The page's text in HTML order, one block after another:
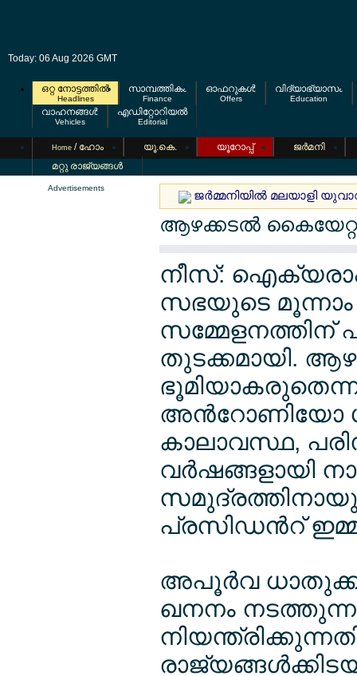
Today: 06 Aug 2026 GMT
ഒറ്റ നോട്ടത്തില്‍
Headlines
സാമ്പത്തികം
Finance
ഓഫറുകള്‍
Offers
വിദ്യാഭ്യാസം
Education
വാഹനങ്ങള്‍
Vehicles
എഡിറ്റോറിയല്‍
Editorial
Home / ഹോം യൂ.കെ. യൂറോപ്പ്
ജര്‍മനി
മറ്റു രാജ്യങ്ങള്‍
Advertisements
ജര്‍മ്മനിയില്‍ മലയാളി
ആഴക്കടല്‍
നീസ്:
സഭയുടെ
സമ്മേളനത്തിന്
തുടക്കമായി.
കാലാവസ്ഥ,
വര്‍ഷങ്ങളായി
പ്രസിഡന്‍റ്
അപൂര്‍വ
ഖനനം